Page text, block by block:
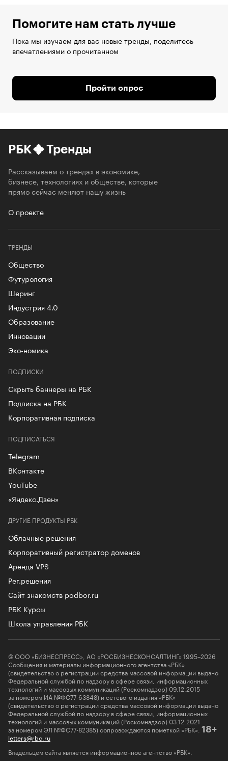
Помогите нам стать лучше
Пока мы изучаем для вас новые тренды, поделитесь
впечатлениями о прочитанном
Пройти опрос
РБК Тренды
Рассказываем о трендах в экономике,
бизнесе, технологиях и обществе, которые
прямо сейчас меняют нашу жизнь
О проекте
ТРЕНДЫ
Общество
Футурология
Шеринг
Индустрия 4.0
Образование
Инновации
Эко-номика
ПОДПИСКИ
Скрыть баннеры на РБК
Подписка на РБК
Корпоративная подписка
ДРУГИЕ ПРОДУКТЫ РБК
Облачные решения
Корпоративный регистратор доменов
Аренда VPS
Рег.решения
Сайт знакомств podbor.ru
РБК Курсы
Школа управления РБК
ПОДПИСАТЬСЯ
Telegram
ВКонтакте
YouTube
«Яндекс.Дзен»
© ООО «БИЗНЕСПРЕСС», АО «РОСБИЗНЕСКОНСАЛТИНГ» 1995–2026
Сообщения и материалы информационного агентства «РБК»
(свидетельство о регистрации средства массовой информации выдано
Федеральной службой по надзору в сфере связи, информационных
технологий и массовых коммуникаций (Роскомнадзор) 09.12.2015
за номером ИА №ФС77-63848) и сетевого издания «РБК»
(свидетельство о регистрации средства массовой информации выдано
Федеральной службой по надзору в сфере связи, информационных
технологий и массовых коммуникаций (Роскомнадзор) 03.12.2021
за номером ЭЛ №ФС77-82385) сопровождаются пометкой «РБК». 18+
letters@rbc.ru
Владельцем сайта является информационное агентство «РБК».